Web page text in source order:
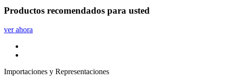
Productos recomendados para usted
ver ahora
Importaciones y Representaciones